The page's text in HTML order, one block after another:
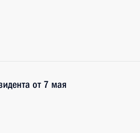
от 7 мая